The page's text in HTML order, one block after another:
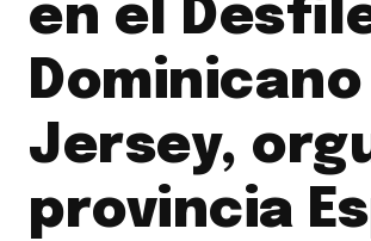
en el
Jersey,
provincia